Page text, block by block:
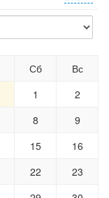
Сб
Вс
1
2
8
9
15
16
22
23